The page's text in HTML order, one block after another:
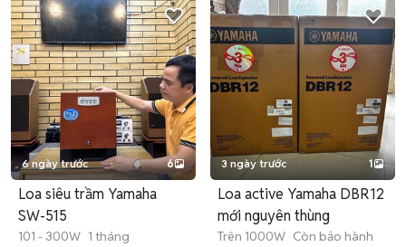
6 ngày trước 6
Loa siêu trầm Yamaha
SW-515
101 - 300W 1 tháng
3 ngày trước 1
Loa active Yamaha DBR12
mới nguyên thùng
Trên 1000W Còn bảo hành